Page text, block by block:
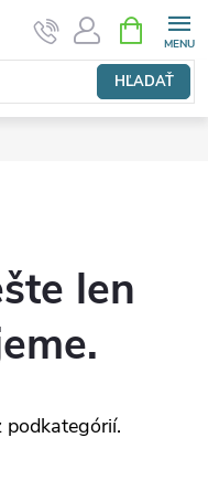
HĽADAŤ
KOŠÍK
len
podkategórií.